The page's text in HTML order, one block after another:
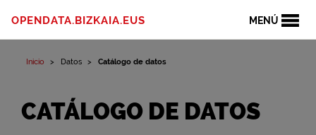
MENÚ
OPENDATA.BIZKAIA.EUS
Inicio Datos Catálogo de datos
CATÁLOGO DE DATOS